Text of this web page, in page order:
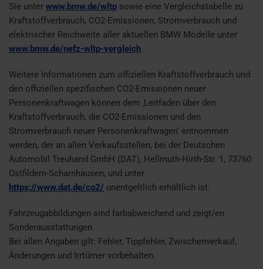
Sie unter www.bmw.de/wltp sowie eine Vergleichstabelle zu
Kraftstoffverbrauch, CO2-Emissionen, Stromverbrauch und
elektrischer Reichweite aller aktuellen BMW Modelle unter
www.bmw.de/nefz-wltp-vergleich.
Weitere Informationen zum offiziellen Kraftstoffverbrauch und
den offiziellen spezifischen CO2-Emissionen neuer
Personenkraftwagen können dem ‚Leitfaden über den
Kraftstoffverbrauch, die CO2-Emissionen und den
Stromverbrauch neuer Personenkraftwagen‘ entnommen
werden, der an allen Verkaufsstellen, bei der Deutschen
Automobil Treuhand GmbH (DAT), Hellmuth-Hirth-Str. 1, 73760
Ostfildern-Scharnhausen, und unter
https://www.dat.de/co2/ unentgeltlich erhältlich ist.
Fahrzeugabbildungen sind farbabweichend und zeigt/en
Sonderausstattungen.
Bei allen Angaben gilt: Fehler, Tippfehler, Zwischenverkauf,
Änderungen und Irrtümer vorbehalten.